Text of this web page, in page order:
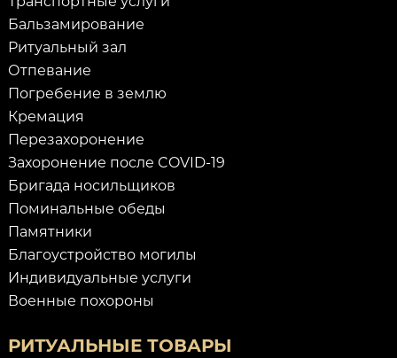
Бальзамирование
Ритуальный зал
Отпевание
Погребение в землю
Кремация
Перезахоронение
Захоронение после COVID-19
Бригада носильщиков
Поминальные обеды
Памятники
Благоустройство могилы
Индивидуальные услуги
Военные похороны
РИТУАЛЬНЫЕ ТОВАРЫ